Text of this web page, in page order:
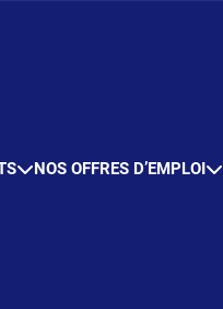
NOS OFFRES D’EMPLOI